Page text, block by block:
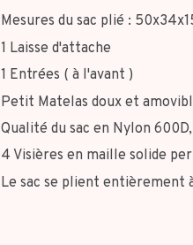
Mesures du sac plié :
1 Laisse d'attache
1 Entrées ( à l'avant )
Petit Matelas doux et
Qualité du sac en Nylon
4 Visières en maille solide
Le sac se plient entièrement